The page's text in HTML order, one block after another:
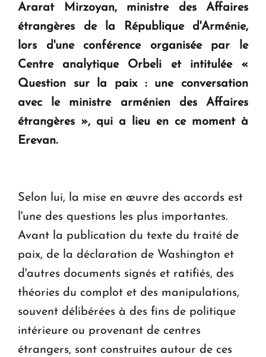
KASA : 30 ans d'audace, de résilience et d'avenir
Le premier hôtel Hyatt Regency d'Arménie
ouvrira ses portes à Dilijan
Ararat Mirzoyan, ministre des Affaires
étrangères de la République d'Arménie,
lors d'une conférence organisée par le
Centre analytique Orbeli et intitulée «
Question sur la paix : une conversation
avec le ministre arménien des Affaires
étrangères », qui a lieu en ce moment à
Erevan.
Selon lui, la mise en œuvre des accords est
l'une des questions les plus importantes.
Avant la publication du texte du traité de
paix, de la déclaration de Washington et
d'autres documents signés et ratifiés, des
théories du complot et des manipulations,
souvent délibérées à des fins de politique
intérieure ou provenant de centres
étrangers, sont construites autour de ces